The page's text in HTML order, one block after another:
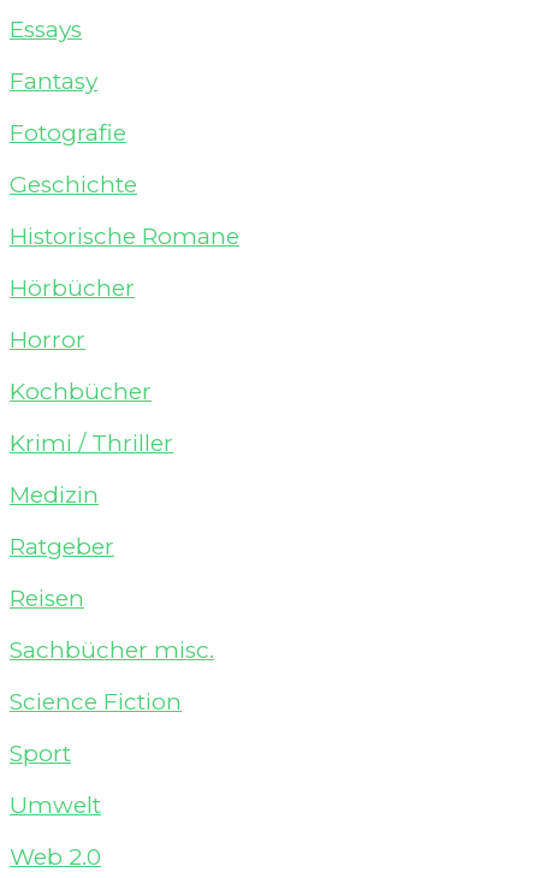
Essays
Fantasy
Fotografie
Geschichte
Historische Romane
Hörbücher
Horror
Kochbücher
Krimi / Thriller
Medizin
Ratgeber
Reisen
Sachbücher misc.
Science Fiction
Sport
Umwelt
Web 2.0